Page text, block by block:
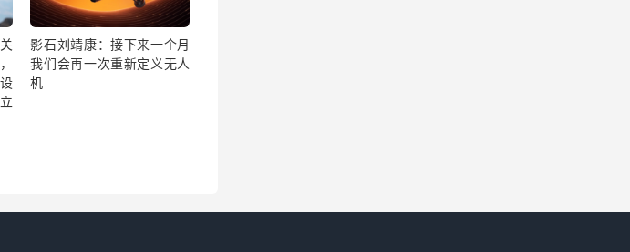
影石刘靖康：接下来一个月
我们会再一次重新定义无人
机